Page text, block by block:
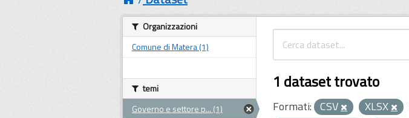
1 dataset trovato
Formati: CSV XLSX
Organizzazioni
Comune di Matera (1)
temi
Governo e settore p... (1)